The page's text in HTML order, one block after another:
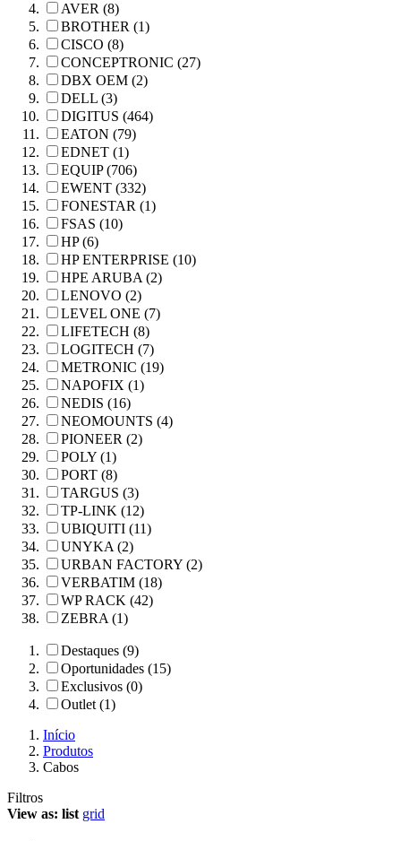
AVER (8)
BROTHER (1)
CISCO (8)
CONCEPTRONIC (27)
DBX OEM (2)
DELL (3)
DIGITUS (464)
EATON (79)
EDNET (1)
EQUIP (706)
EWENT (332)
FONESTAR (1)
FSAS (10)
HP (6)
HP ENTERPRISE (10)
HPE ARUBA (2)
LENOVO (2)
LEVEL ONE (7)
LIFETECH (8)
LOGITECH (7)
METRONIC (19)
NAPOFIX (1)
NEDIS (16)
NEOMOUNTS (4)
PIONEER (2)
POLY (1)
PORT (8)
TARGUS (3)
TP-LINK (12)
UBIQUITI (11)
UNYKA (2)
URBAN FACTORY (2)
VERBATIM (18)
WP RACK (42)
ZEBRA (1)
Destaques (9)
Oportunidades (15)
Exclusivos (0)
Outlet (1)
Início
Produtos
Cabos
Filtros
View as: list grid